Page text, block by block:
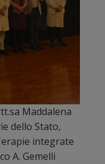
Maddalena
dello Stato,
integrate
A. Gemelli